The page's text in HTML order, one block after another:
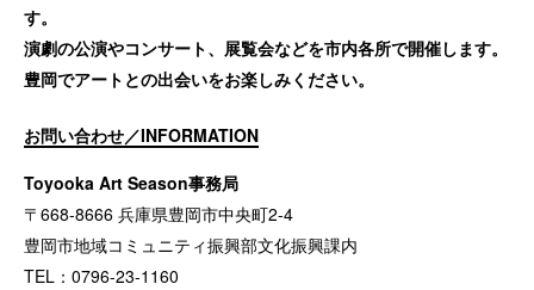
す。
演劇の公演やコンサート、展覧会などを市内各所で開催します。
豊岡でアートとの出会いをお楽しみください。
お問い合わせ／INFORMATION
Toyooka Art Season事務局
〒668-8666 兵庫県豊岡市中央町2-4
豊岡市地域コミュニティ振興部文化振興課内
TEL：0796-23-1160